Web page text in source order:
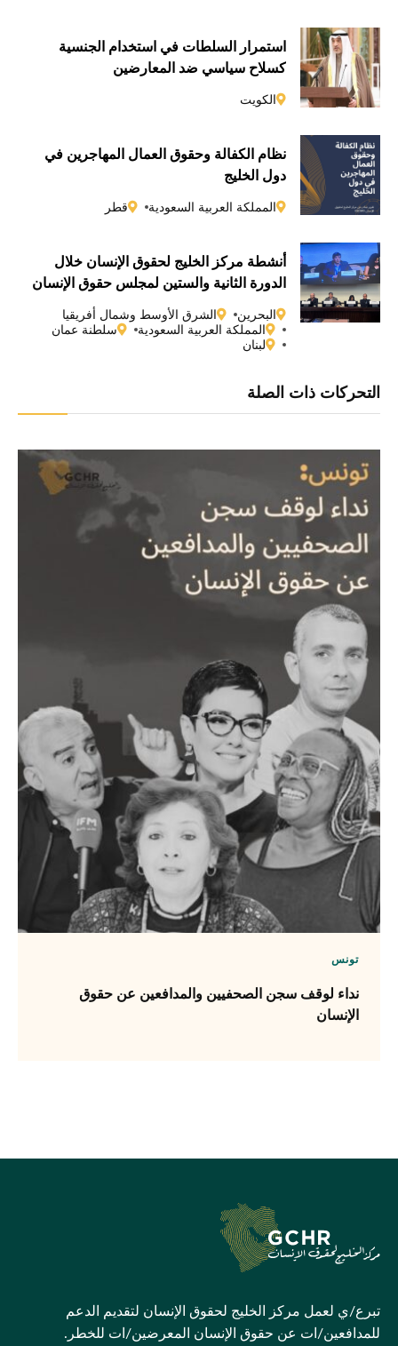
استمرار السلطات في استخدام الجنسية
كسلاحٍ سياسي ضد المعارضين
الكويت
نظام الكفالة وحقوق العمال المهاجرين في
دول الخليج
المملكة العربية السعودية قطر
أنشطة مركز الخليج لحقوق الإنسان خلال
الدورة الثانية والستين لمجلس حقوق الإنسان
التابع للأمم المتحدة
البحرين
الشرق الأوسط وشمال أفريقيا
المملكة العربية السعودية
سلطنة عمان
لبنان
التحركات ذات الصلة
تونس
نداء لوقف سجن الصحفيين والمدافعين عن حقوق
الإنسان
تبرع/ي لعمل مركز الخليج لحقوق الإنسان لتقديم الدعم
للمدافعين/ات عن حقوق الإنسان المعرضين/ات للخطر.